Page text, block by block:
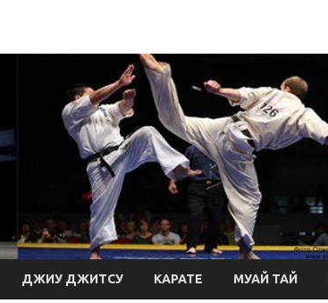
ДЖИУ ДЖИТСУ КАРАТЕ МУАЙ ТАЙ